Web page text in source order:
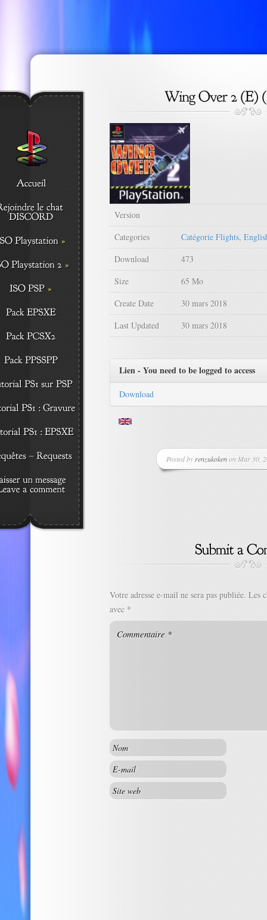
Version
Categories
Catégorie Flights,
Download
473
Size
65 Mo
Create Date
30 mars 2018
Last Updated
30 mars 2018
Lien - You need to be logged to access
Download
Posted by renzukokenon Mar 30,
Votre adresse e-mail ne sera pas publiée. Les
avec *